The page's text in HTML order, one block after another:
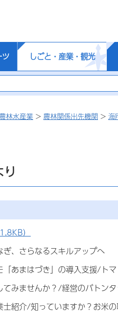
しごと・産業・観光
農林水産業 > 農林関係出先機関 > 海
）
、さらなるスキルアップへ
あまはづき」の導入支援/ト
みませんか？/経営のバトン
紹介/知っていますか？お米